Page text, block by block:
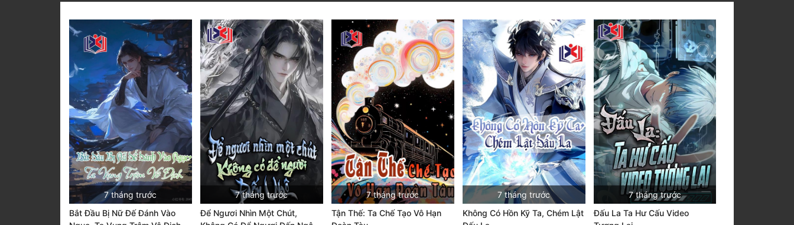
7 tháng trước
Bắt Đầu Bị Nữ Đế Đánh Vào
7 tháng trước
Để Ngươi Nhìn Một Chút,
7 tháng trước
Tận Thế: Ta Chế Tạo Vô Hạn
7 tháng trước
Không Có Hồn Kỹ Ta, Chém Lật
7 tháng trước
Đấu La Ta Hư Cấu Video